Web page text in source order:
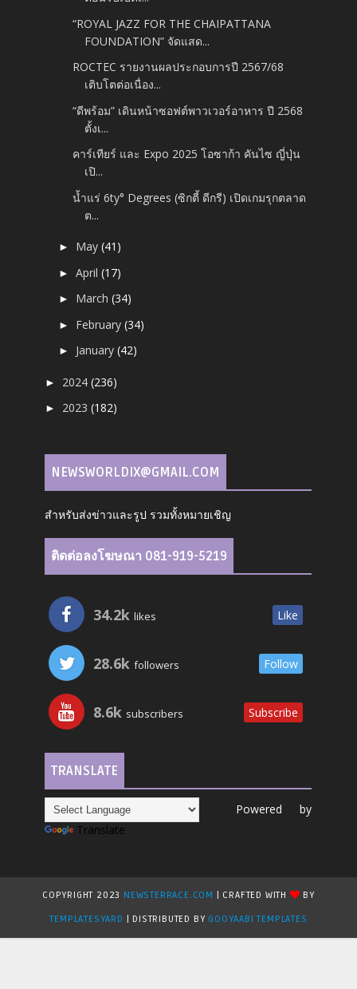
“ROYAL JAZZ FOR THE CHAIPATTANA
FOUNDATION” จัดแสด...
ROCTEC รายงานผลประกอบการปี 2567/68
เติบโตต่อเนื่อง...
“ดีพร้อม” เดินหน้าซอฟต์พาวเวอร์อาหาร ปี 2568
ตั้งเ...
คาร์เทียร์ และ Expo 2025 โอซาก้า คันไซ ญี่ปุ่น
เปิ...
น้ำแร่ 6ty° Degrees (ซิกตี้ ดีกรี) เปิดเกมรุกตลาด
ต...
► May(41)
►April(17)
► March(34)
► February(34)
► January(42)
► 2024(236)
► 2023(182)
NEWSWORLDIX@GMAIL.COM
สำหรับส่งข่าวและรูป รวมทั้งหมายเชิญ
ติดต่อลงโฆษณา 081-919-5219
34.2k likes Like
28.6k followers Follow
8.6k subscribers Subscribe
TRANSLATE
Powered by
Translate
COPYRIGHT 2023 NEWSTERRACE.COM | CRAFTED WITH
BY
TEMPLATESYARD
| DISTRIBUTED BY GOOYAABI TEMPLATES